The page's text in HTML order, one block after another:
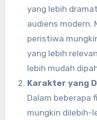
yang lebih
audiens modern.
peristiwa
yang lebih
lebih mudah
Karakter yang
Dalam beberapa
mungkin dilebih-